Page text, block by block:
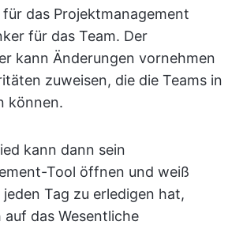
das Projektmanagement
für das Team. Der
kann Änderungen vornehmen
zuweisen, die die Teams in
können.
kann dann sein
Tool öffnen und weiß
jeden Tag zu erledigen hat,
auf das Wesentliche